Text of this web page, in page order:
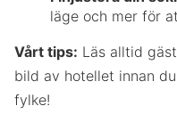
läge och mer för
Vårt tips: Läs alltid
bild av hotellet innan
fylke!